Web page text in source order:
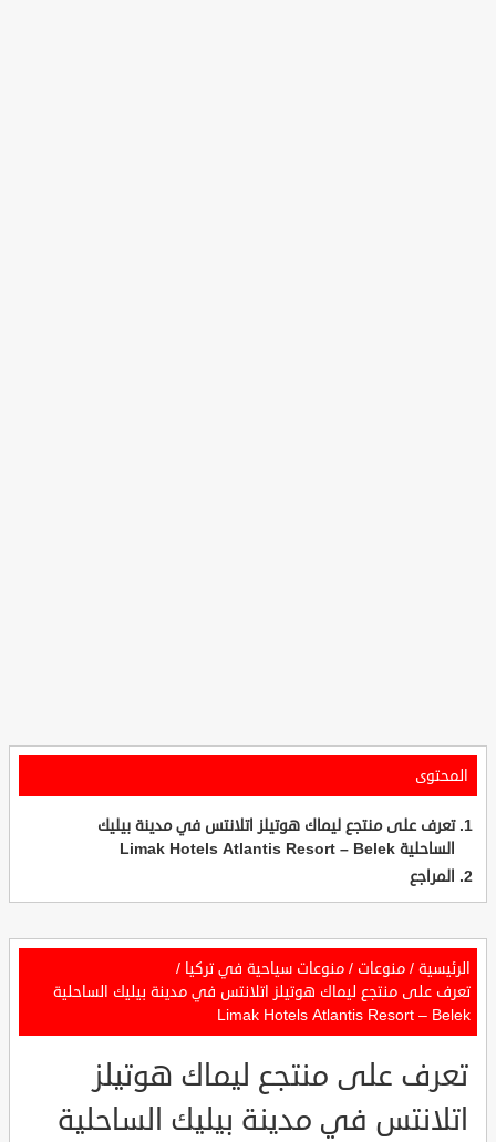
المحتوى
تعرف على منتجع ليماك هوتيلز اتلانتس في مدينة بيليك
الساحلية Limak Hotels Atlantis Resort – Belek
المراجع
الرئيسية / منوعات / منوعات سياحية في تركيا /
تعرف على منتجع ليماك هوتيلز اتلانتس في مدينة بيليك الساحلية
Limak Hotels Atlantis Resort – Belek
تعرف على منتجع ليماك هوتيلز
اتلانتس في مدينة بيليك الساحلية